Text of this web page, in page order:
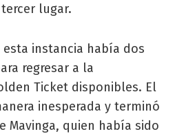
lugar.
esta instancia había dos
regresar a la
Ticket disponibles. El
inesperada y terminó
Mavinga, quien había sido